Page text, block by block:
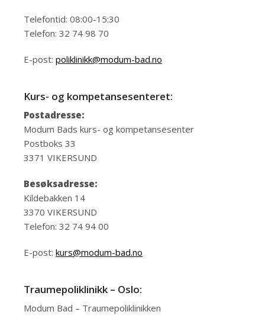
Telefontid: 08:00-15:30
Telefon: 32 74 98 70
E-post: poliklinikk@modum-bad.no
Kurs- og kompetansesenteret:
Postadresse:
Modum Bads kurs- og kompetansesenter
Postboks 33
3371 VIKERSUND
Besøksadresse:
Kildebakken 14
3370 VIKERSUND
Telefon: 32 74 94 00
E-post: kurs@modum-bad.no
Traumepoliklinikk – Oslo:
Modum Bad – Traumepoliklinikken